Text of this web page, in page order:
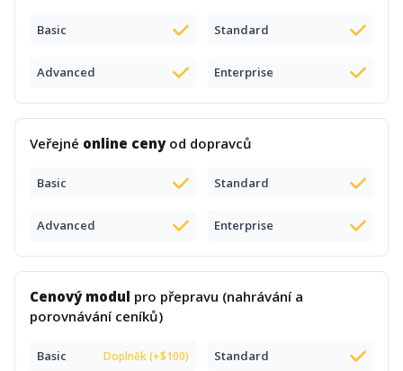
Basic Standard
Advanced Enterprise
Veřejné online cenyod dopravců
Basic Standard
Advanced Enterprise
Cenový modul pro přepravu (nahrávání a
porovnávání ceníků)
Basic Doplněk (+$100) Standard